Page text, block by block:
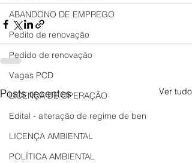
ABANDONO DE EMPREGO
Pedito de renovação
Pedido de renovação
Vagas PCD
LICENÇA DE OPERAÇÃO
Edital - alteração de regime de ben
LICENÇA AMBIENTAL
POLÍTICA AMBIENTAL
Posts recentes Ver tudo